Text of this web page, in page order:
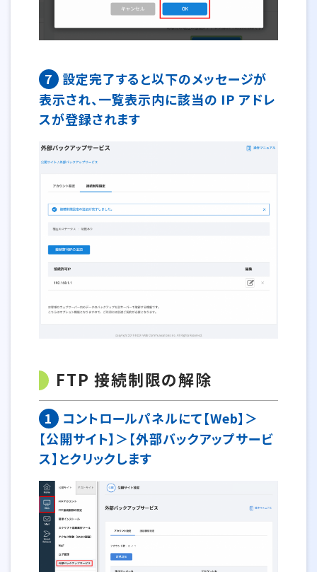
7
設定完了すると以下のメッセージが
表示され、一覧表示内に該当の IP アドレ
スが登録されます
FTP 接続制限の解除
1
コントロールパネルにて【Web】＞
【公開サイト】＞【外部バックアップサービ
ス】とクリックします